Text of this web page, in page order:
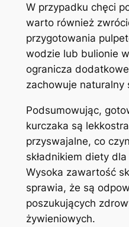
W przypadku chęci
warto również
przygotowania
wodzie lub bulionie
ogranicza
zachowuje naturalny
Podsumowując,
kurczaka są
przyswajalne, co
składnikiem diety
Wysoka zawartość
sprawia, że są
poszukujących
żywieniowych.